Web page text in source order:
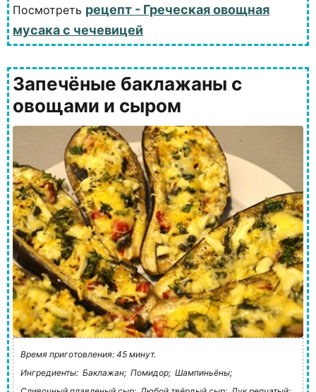
Посмотреть рецепт - Греческая овощная
мусака с чечевицей
Запечёные баклажаны с
овощами и сыром
Время приготовления: 45 минут.
Ингредиенты: Баклажан; Помидор; Шампиньёны;